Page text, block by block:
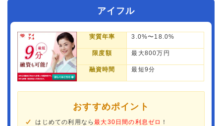
アイフル
実質年率 3.0%〜18.0%
限度額 最大800万円
融資時間 最短9分
おすすめポイント
はじめての利用なら最大30日間の利息ゼロ ！